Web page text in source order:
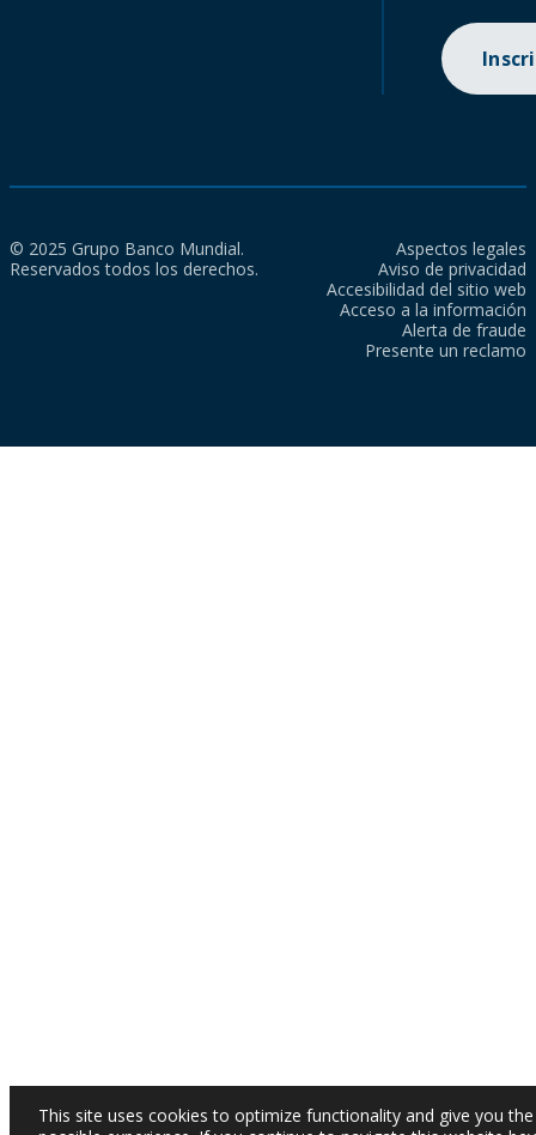
© 2025 Grupo Banco Mundial.
Reservados todos los derechos.
Aspectos legales
Aviso de privacidad
Accesibilidad del sitio web
Acceso a la información
Alerta de fraude
Presente un reclamo
This site uses cookies to optimize functionality and give you